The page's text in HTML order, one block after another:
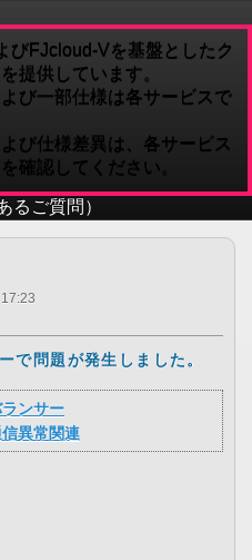
びFJcloud-Vを基盤としたク
提供しています。
び一部仕様は各サービスで
び仕様差異は、各サービス
確認してください。
るご質問）
で問題が発生しました。
ンサー
異常関連